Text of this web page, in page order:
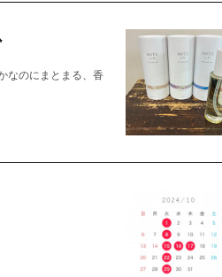
なのにまとまる、香